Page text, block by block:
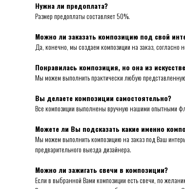
Нужна ли предоплата?
Размер предоплаты составляет 50%.
Можно ли заказать композицию под свой
Да, конечно, мы создаем композиции на заказ,
Понравилась композиция, но она из
Мы можем выполнить практически любую
Вы делаете композиции самостоятельно?
Все композиции выполнены вручную нашими опытными
Можете ли Вы подсказать какие именно
Мы можем выполнить композицию на заказ под Ваш
предварительного выезда дизайнера.
Можно ли зажигать свечи в композиции?
Если в выбранной Вами композиции есть свечи, по